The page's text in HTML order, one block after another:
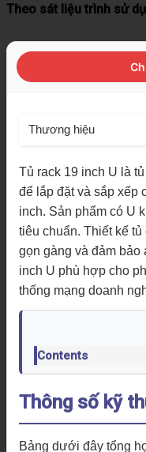
Theo sát liệu trình sử
Thương hiệu
Tủ rack 19 inch U là
để lắp đặt và sắp xếp
inch. Sản phẩm có U
tiêu chuẩn. Thiết kế
gọn gàng và đảm bảo
inch U phù hợp cho
thống mạng doanh
Contents
Thông số kỹ
Bảng dưới đây tổng